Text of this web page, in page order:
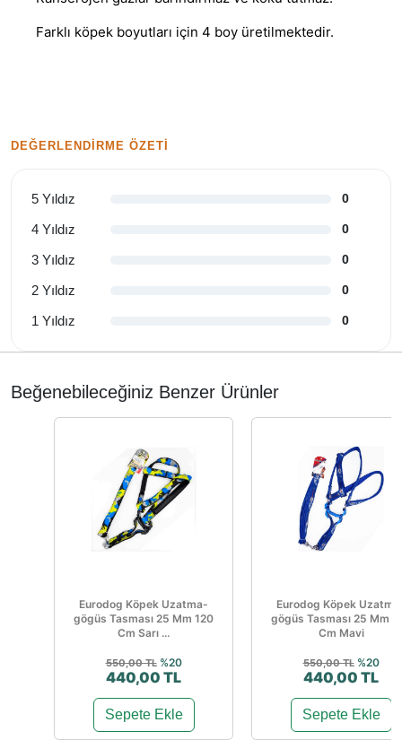
Farklı köpek boyutları için 4 boy üretilmektedir.
DEĞERLENDIRME ÖZETI
5 Yıldız 0
4 Yıldız 0
3 Yıldız 0
2 Yıldız 0
1 Yıldız 0
Beğenebileceğiniz Benzer Ürünler
Eurodog Köpek Uzatma-
gögüs Tasması 25 Mm 120
Cm Sarı ...
550,00 TL %20
440,00 TL
Sepete Ekle
Eurodog Köpek
gögüs Tasması 25 Mm
Cm Mavi
550,00 TL %20
440,00 TL
Sepete Ekle